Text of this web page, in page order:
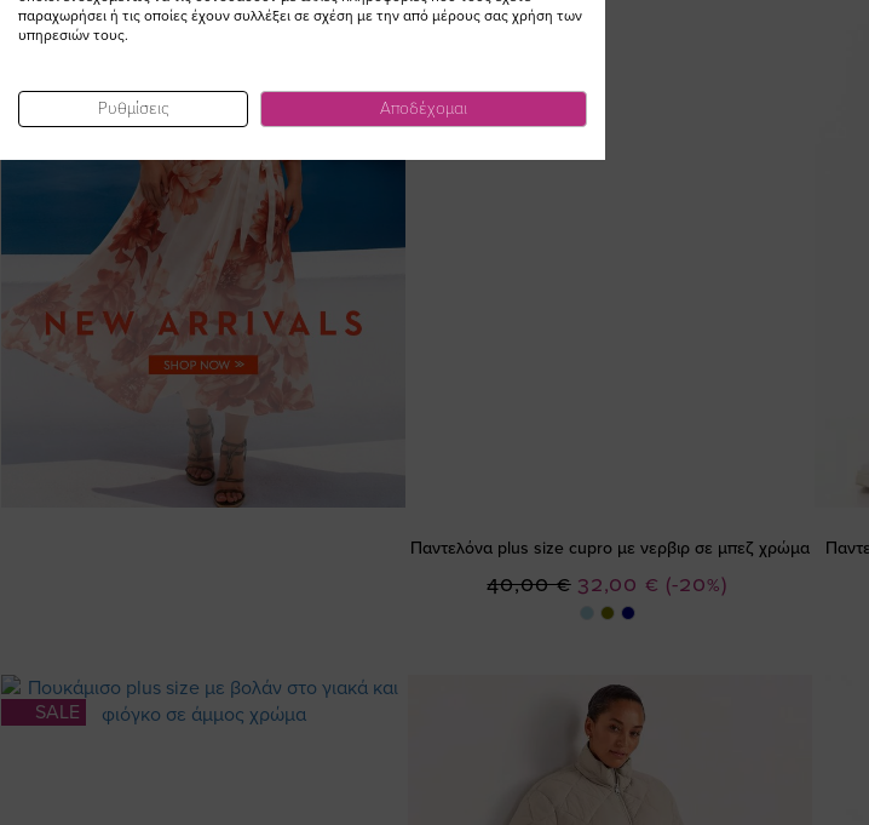
Παντελόνα plus size cupro με νερβιρ σε μπεζ χρώμα
(-20%)
Ειδική
Τιμή
32,00 €
40,00 €
SALE
παραχωρήσει ή τις οποίες έχουν συλλέξει σε σχέση με την από μέρους σας χρήση των
υπηρεσιών τους.
Ρυθμίσεις Αποδέχομαι